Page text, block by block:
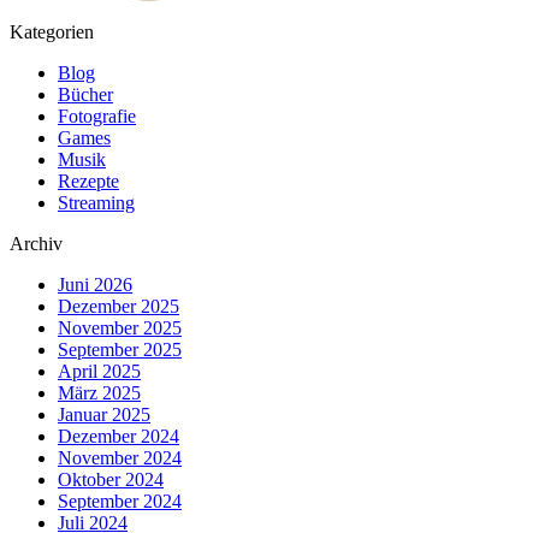
Kategorien
Blog
Bücher
Fotografie
Games
Musik
Rezepte
Streaming
Archiv
Juni 2026
Dezember 2025
November 2025
September 2025
April 2025
März 2025
Januar 2025
Dezember 2024
November 2024
Oktober 2024
September 2024
Juli 2024